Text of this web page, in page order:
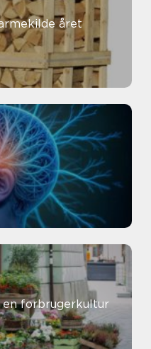
året
forbrugerkultur